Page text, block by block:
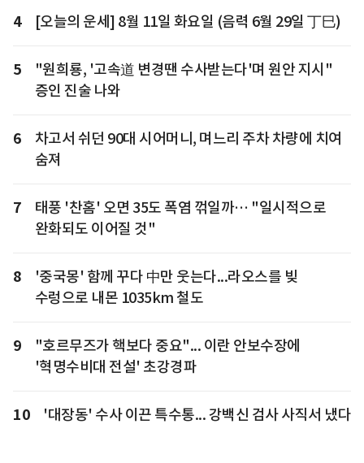
4 [오늘의 운세] 8월 11일 화요일 (음력 6월 29일 丁巳)
5
"원희룡, '고속道 변경땐 수사받는다'며 원안 지시"
증인 진술 나와
6
차고서 쉬던 90대 시어머니, 며느리 주차 차량에 치여
숨져
7
태풍 '찬홈' 오면 35도 폭염 꺾일까… "일시적으로
완화되도 이어질 것"
8
'중국몽' 함께 꾸다 中만 웃는다...라오스를 빚
수렁으로 내몬 1035km 철도
9
"호르무즈가 핵보다 중요"... 이란 안보수장에
'혁명수비대 전설' 초강경파
10 '대장동' 수사 이끈 특수통... 강백신 검사 사직서 냈다